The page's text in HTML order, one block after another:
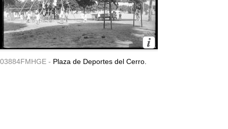
03884FMHGE - Plaza de Deportes del Cerro.